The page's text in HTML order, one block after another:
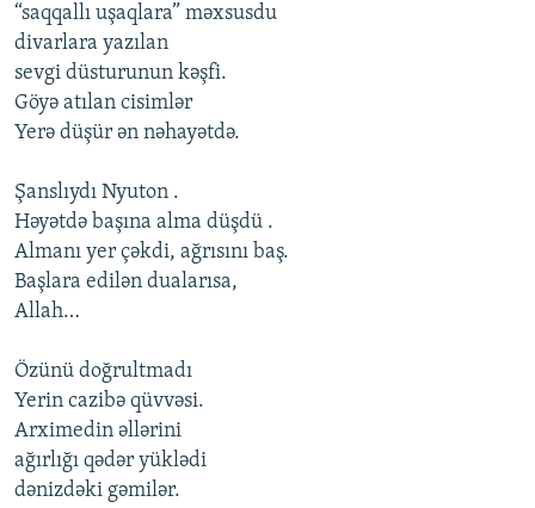
“saqqallı uşaqlara” məxsusdu
divarlara yazılan
sevgi düsturunun kəşfi.
Göyə atılan cisimlər
Yerə düşür ən nəhayətdə.
Şanslıydı Nyuton .
Həyətdə başına alma düşdü .
Almanı yer çəkdi, ağrısını baş.
Başlara edilən dualarısa,
Allah…
Özünü doğrultmadı
Yerin cazibə qüvvəsi.
Arximedin əllərini
ağırlığı qədər yüklədi
dənizdəki gəmilər.